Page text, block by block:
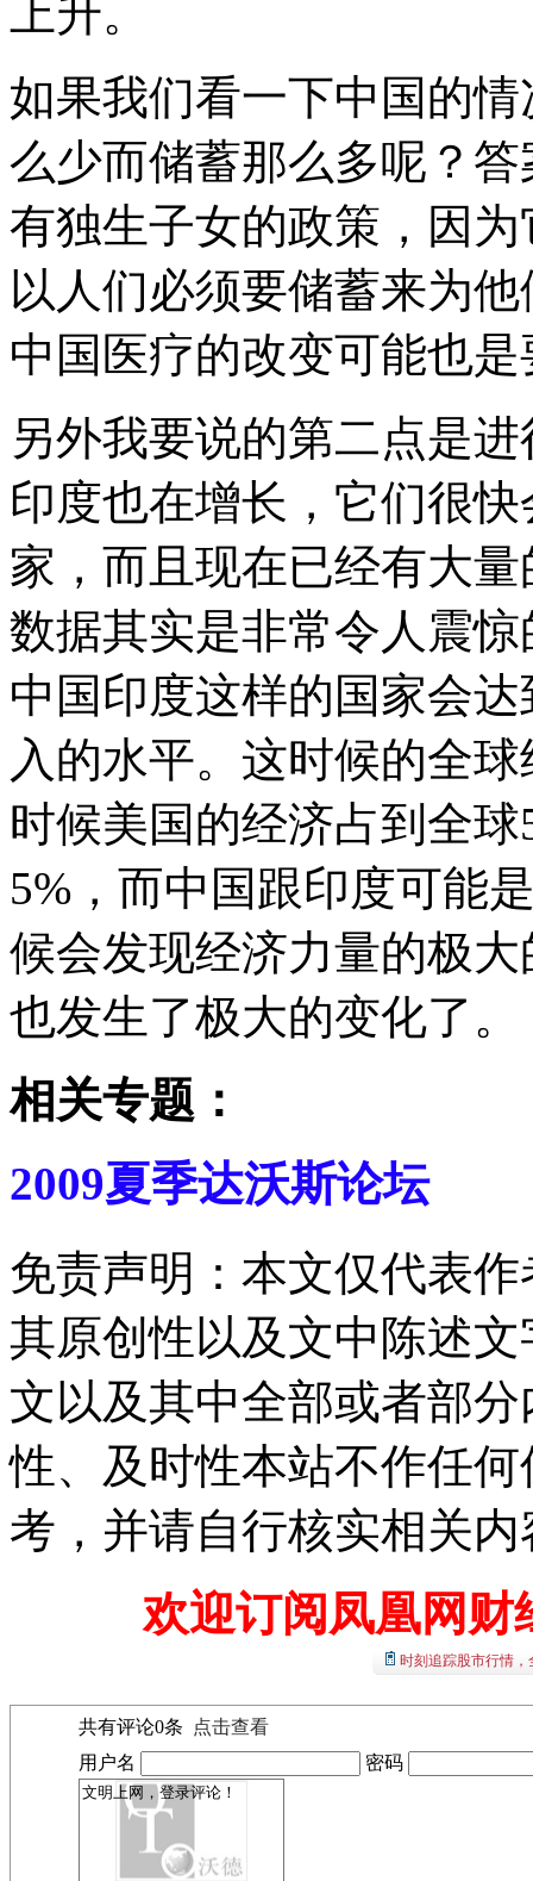
上升。
如果我们看一下中国的
么少而储蓄那么多呢？
有独生子女的政策，因
以人们必须要储蓄来为
中国医疗的改变可能也
另外我要说的第二点是
印度也在增长，它们很
家，而且现在已经有大
数据其实是非常令人震
中国印度这样的国家会
入的水平。这时候的全
时候美国的经济占到全
5%，而中国跟印度可能
候会发现经济力量的极
也发生了极大的变化了。
相关专题：
2009夏季达沃斯论坛
免责声明：本文仅代表
其原创性以及文中陈述
文以及其中全部或者部
性、及时性本站不作任
考，并请自行核实相关内
欢迎订阅凤凰网财
时刻追踪股市行情
共有评论0条
点击查看
用户名
密码